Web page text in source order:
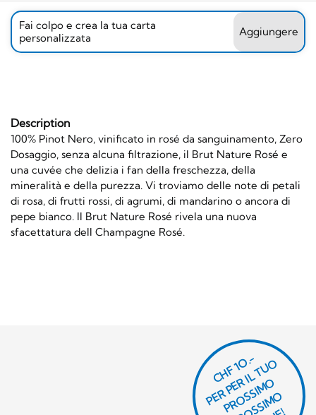
Fai colpo e crea la tua carta
personalizzata
Aggiungere
Description
100% Pinot Nero, vinificato in rosé da sanguinamento, Zero
Dosaggio, senza alcuna filtrazione, il Brut Nature Rosé e
una cuvée che delizia i fan della freschezza, della
mineralità e della purezza. Vi troviamo delle note di petali
di rosa, di frutti rossi, di agrumi, di mandarino o ancora di
pepe bianco. Il Brut Nature Rosé rivela una nuova
sfacettatura dell Champagne Rosé.
CHF 1O.-
P
R
P
E
R I
L
T
U
O
P
R
O
SI
M
O
P
R
S
SI
M
O
R
DI
N